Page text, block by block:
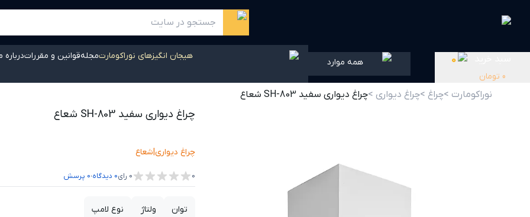
همه موارد
0 تومان
0 هیجان انگیزهای نوراکومارتمجلهقوانین و مقرراتدرباره
نوراکومارت >چراغ >چراغ دیواری >چراغ دیواری سفید SH-803 شعاع
چراغ دیواری سفید SH-803 شعاع
چراغ دیواری|شعاع
0
0 رای0 دیدگاه،0 پرسش
توان
ولتاژ
نوع لامپ